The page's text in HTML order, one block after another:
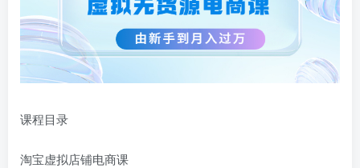
课程目录
淘宝虚拟店铺电商课